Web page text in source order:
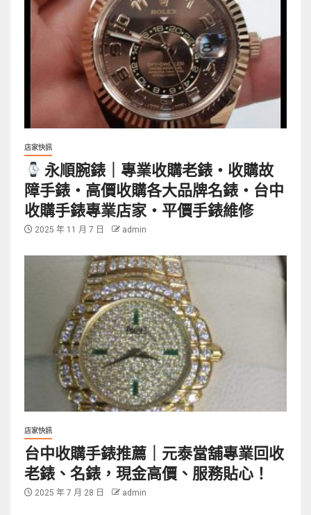
店家快訊
永順腕錶｜專業收購老錶・收購故
障手錶・高價收購各大品牌名錶・台中
收購手錶專業店家・平價手錶維修
2025 年 11 月 7 日 admin
店家快訊
台中收購手錶推薦｜元泰當舖專業回收
老錶、名錶，現金高價、服務貼心！
2025 年 7 月 28 日 admin